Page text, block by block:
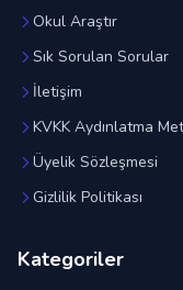
Okul Araştır
Sık Sorulan Sorular
İletişim
KVKK Aydınlatma
Üyelik Sözleşmesi
Gizlilik Politikası
Kategoriler